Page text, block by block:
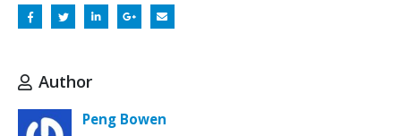
Author
Peng Bowen